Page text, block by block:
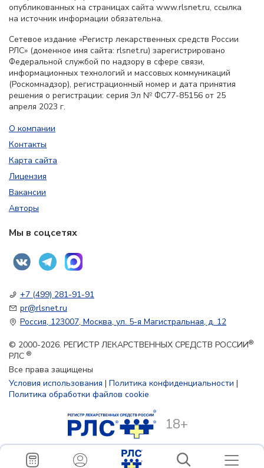
опубликованных на страницах сайта www.rlsnet.ru, ссылка
на источник информации обязательна.
Сетевое издание «Регистр лекарственных средств России
РЛС» (доменное имя сайта: rlsnet.ru) зарегистрировано
Федеральной службой по надзору в сфере связи,
информационных технологий и массовых коммуникаций
(Роскомнадзор), регистрационный номер и дата принятия
решения о регистрации: серия Эл № ФС77-85156 от 25
апреля 2023 г.
О компании
Контакты
Карта сайта
Лицензия
Вакансии
Авторы
Мы в соцсетях
+7 (499) 281-91-91
pr@rlsnet.ru
Россия, 123007, Москва, ул. 5-я Магистральная, д. 12
© 2000-2026. РЕГИСТР ЛЕКАРСТВЕННЫХ СРЕДСТВ РОССИИ®
РЛС ®
Все права защищены
Условия использования | Политика конфиденциальности |
Политика обработки файлов cookie
18+